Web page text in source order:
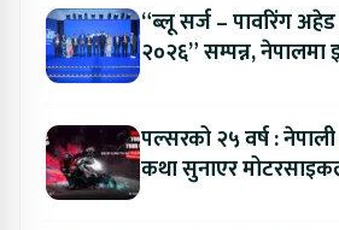
“ब्लू सर्ज – पावरिंग अहेड
२०२६” सम्पन्न, नेपालमा
पल्सरको २५ वर्ष :
कथा सुनाएर